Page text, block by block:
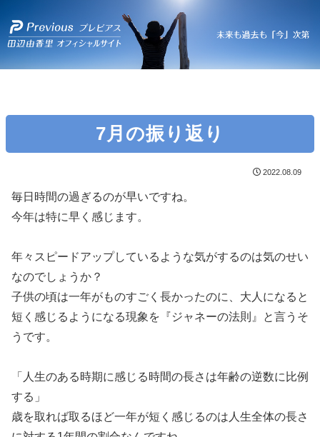
7月の振り返り
2022.08.09
毎日時間の過ぎるのが早いですね。
今年は特に早く感じます。
年々スピードアップしているような気がするのは気のせい
なのでしょうか？
子供の頃は一年がものすごく長かったのに、大人になると
短く感じるようになる現象を『ジャネーの法則』と言うそ
うです。
「人生のある時期に感じる時間の長さは年齢の逆数に比例
する」
歳を取れば取るほど一年が短く感じるのは人生全体の長さ